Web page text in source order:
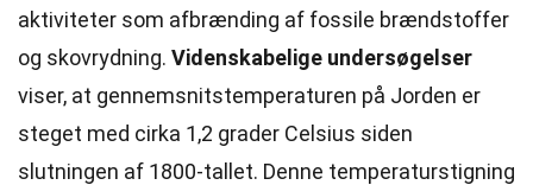
aktiviteter som afbrænding af fossile brændstoffer
og skovrydning. Videnskabelige undersøgelser
viser, at gennemsnitstemperaturen på Jorden er
steget med cirka 1,2 grader Celsius siden
slutningen af 1800-tallet. Denne temperaturstigning